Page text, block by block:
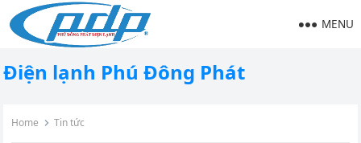
Điện lạnh Phú Đông Phát
MENU
Home Tin tức